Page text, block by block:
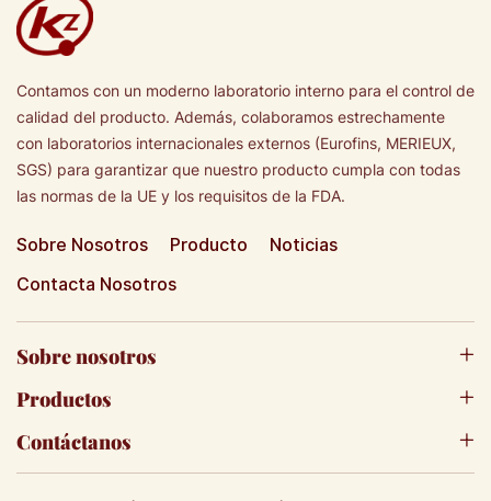
Contamos con un moderno laboratorio interno para el control de
calidad del producto. Además, colaboramos estrechamente
con laboratorios internacionales externos (Eurofins, MERIEUX,
SGS) para garantizar que nuestro producto cumpla con todas
las normas de la UE y los requisitos de la FDA.
Sobre Nosotros Producto
Noticias
Contacta Nosotros
Sobre nosotros
Productos
Contáctanos